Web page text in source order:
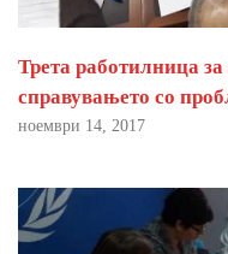
Трета работилница
справувањето со
ноември 14, 2017